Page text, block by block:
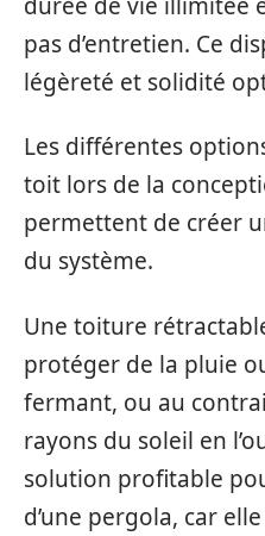
pas d’entretien. Ce
légèreté et solidité
Les différentes
toit lors de la
permettent de créer
du système.
Une toiture
protéger de la pluie
fermant, ou au
rayons du soleil en
solution profitable
d’une pergola, car